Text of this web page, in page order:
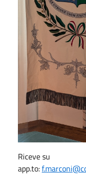
Riceve su
app.to: